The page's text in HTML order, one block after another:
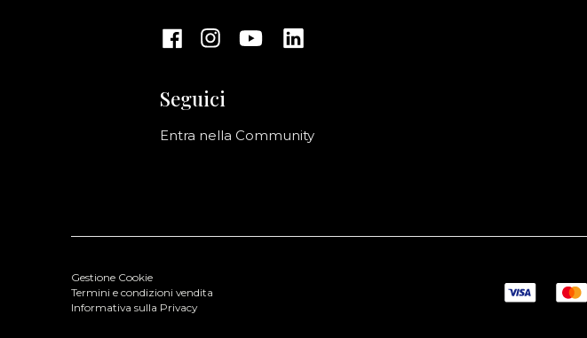
Seguici
Entra nella Community
Gestione Cookie
Termini e condizioni vendita
Informativa sulla Privacy